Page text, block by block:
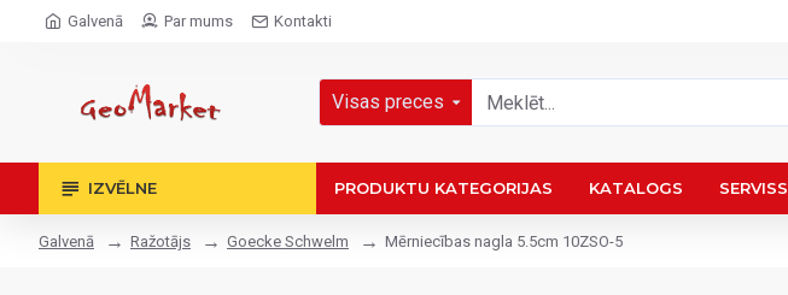
Galvenā Par mums Kontakti
Visas preces
IZVĒLNE PRODUKTU KATEGORIJAS KATALOGS SERVISS
Galvenā Ražotājs Goecke Schwelm Mērniecības nagla 5.5cm 10ZSO-5